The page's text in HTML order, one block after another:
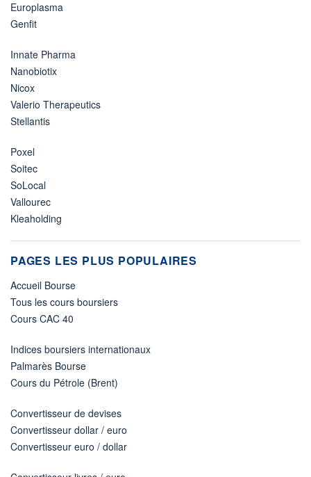
Europlasma
Genfit
Innate Pharma
Nanobiotix
Nicox
Valerio Therapeutics
Stellantis
Poxel
Soitec
SoLocal
Vallourec
Kleaholding
PAGES LES PLUS POPULAIRES
Accueil Bourse
Tous les cours boursiers
Cours CAC 40
Indices boursiers internationaux
Palmarès Bourse
Cours du Pétrole (Brent)
Convertisseur de devises
Convertisseur dollar / euro
Convertisseur euro / dollar